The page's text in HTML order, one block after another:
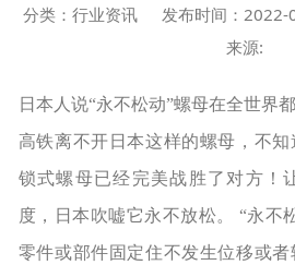
分类：行业资讯 发布时间：
来源:
日本人说“永不松动”螺母在全世界
高铁离不开日本这样的螺母，不
锁式螺母已经完美战胜了对方！
度，日本吹嘘它永不放松。 “永不
零件或部件固定住不发生位移或